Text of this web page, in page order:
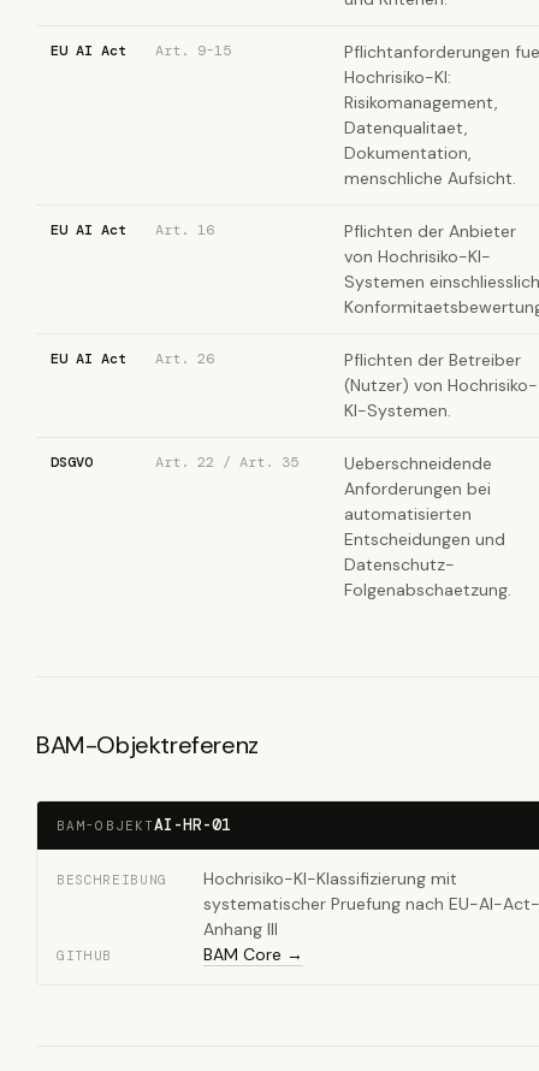
EU AI Act Art. 9-15
Pflichtanforderungen
Hochrisiko-KI:
Risikomanagement,
Datenqualitaet,
Dokumentation,
menschliche Aufsicht.
EU AI Act Art. 16
Pflichten der Anbieter
von Hochrisiko-KI-
Systemen einschliesslich
EU AI Act Art. 26
Pflichten der Betreiber
(Nutzer) von Hochrisiko-
KI-Systemen.
DSGVO Art. 22 / Art. 35
Ueberschneidende
Anforderungen bei
automatisierten
Entscheidungen und
Datenschutz-
Folgenabschaetzung.
BAM-Objektreferenz
BAM-OBJEKTAI-HR-01
BESCHREIBUNG
Hochrisiko-KI-Klassifizierung mit
systematischer Pruefung nach EU-AI-Act-
Anhang III
GITHUB BAM Core →